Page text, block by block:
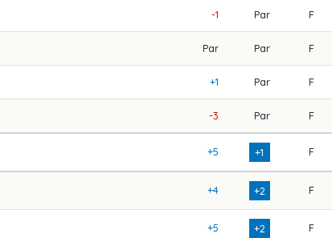
-1 Par F
Par Par F
+1 Par F
-3 Par F
+5 +1 F
+4 +2 F
+5 +2 F